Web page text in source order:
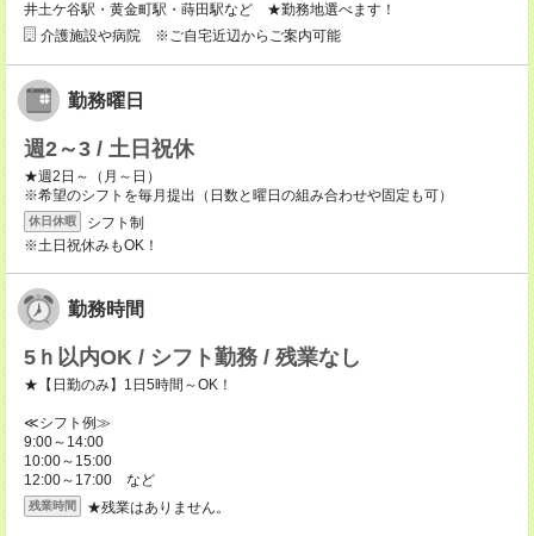
井土ケ谷駅・黄金町駅・蒔田駅など ★勤務地選べます！
介護施設や病院 ※ご自宅近辺からご案内可能
勤務曜日
週2～3 / 土日祝休
★週2日～（月～日）
※希望のシフトを毎月提出（日数と曜日の組み合わせや固定も可）
休日休暇
シフト制
※土日祝休みもOK！
勤務時間
5ｈ以内OK / シフト勤務 / 残業なし
★【日勤のみ】1日5時間～OK！
≪シフト例≫
9:00～14:00
10:00～15:00
12:00～17:00 など
残業時間 ★残業はありません。